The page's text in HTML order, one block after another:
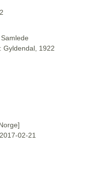
Gyldendal, 1922
02-21